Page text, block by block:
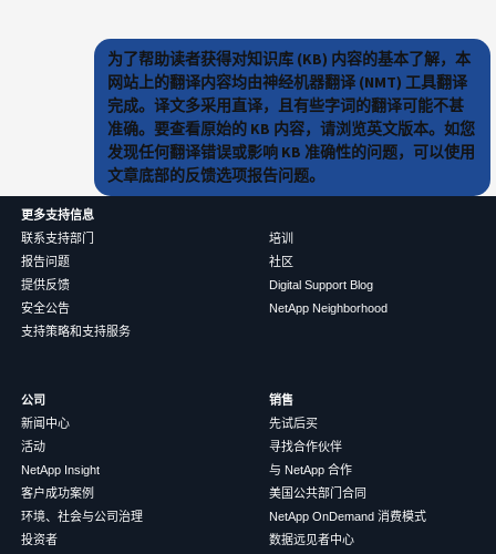
为了帮助读者获得对知识库 (KB) 内容的基本了解，本
网站上的翻译内容均由神经机器翻译 (NMT) 工具翻译
完成。译文多采用直译，且有些字词的翻译可能不甚
准确。要查看原始的 KB 内容，请浏览英文版本。如您
发现任何翻译错误或影响 KB 准确性的问题，可以使用
文章底部的反馈选项报告问题。
更多支持信息
联系支持部门
报告问题
提供反馈
安全公告
支持策略和支持服务
培训
社区
Digital Support Blog
NetApp Neighborhood
公司
新闻中心
活动
NetApp Insight
客户成功案例
环境、社会与公司治理
投资者
销售
先试后买
寻找合作伙伴
与 NetApp 合作
美国公共部门合同
NetApp OnDemand 消费模式
数据远见者中心